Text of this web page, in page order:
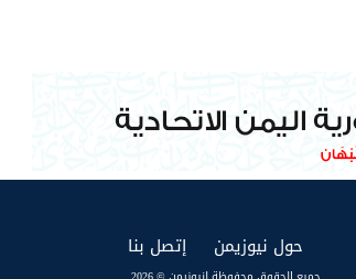
حول نيوزيمن إتصل بنا